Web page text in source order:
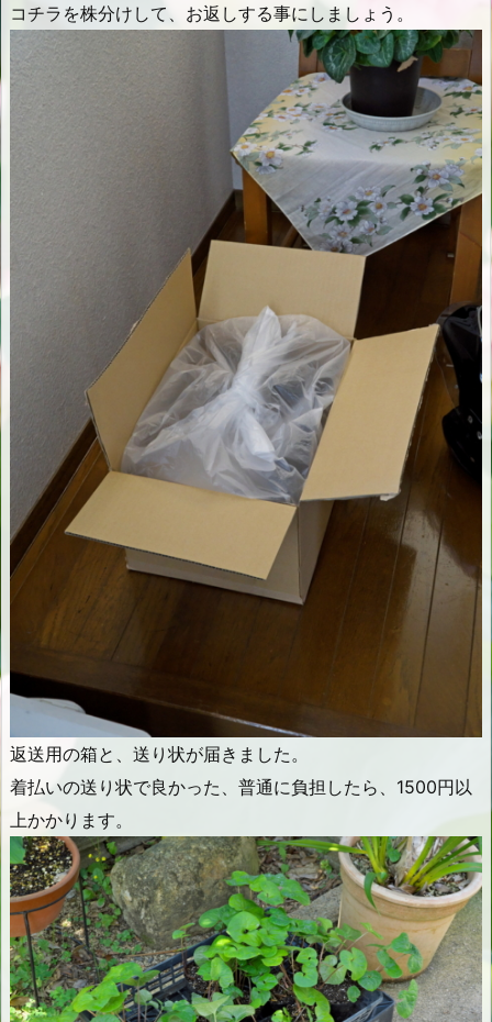
コチラを株分けして、お返しする事にしましょう。
返送用の箱と、送り状が届きました。
着払いの送り状で良かった、普通に負担したら、1500円以
上かかります。